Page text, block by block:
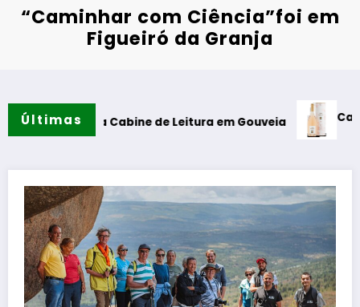
“Caminhar com Ciência”foi em
Figueiró da Granja
Últimas
da Cabine de Leitura em Gouveia Casa de